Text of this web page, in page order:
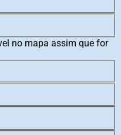
no mapa assim que for